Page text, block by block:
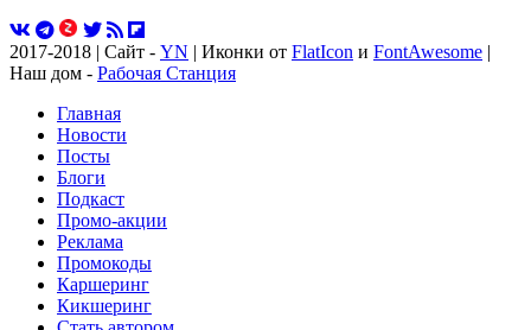
2017-2018 | Сайт - YN | Иконки от FlatIcon и FontAwesome |
Наш дом - Рабочая Станция
Главная
Новости
Посты
Блоги
Подкаст
Промо-акции
Реклама
Промокоды
Каршеринг
Кикшеринг